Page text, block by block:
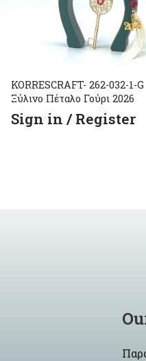
KORRESCRAFT- 262-032-1-G
Ξύλινo Πέταλο Γούρι 2026
Sign in / Register